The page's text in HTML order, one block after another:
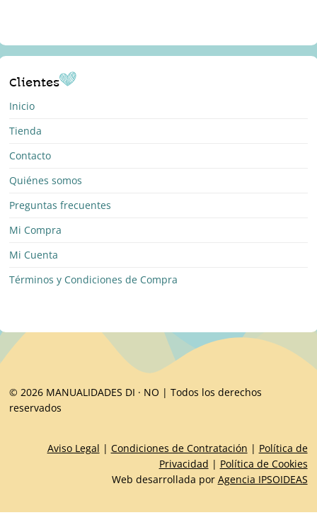
Clientes
Inicio
Tienda
Contacto
Quiénes somos
Preguntas frecuentes
Mi Compra
Mi Cuenta
Términos y Condiciones de Compra
© 2026 MANUALIDADES DI · NO | Todos los derechos
reservados
Aviso Legal | Condiciones de Contratación | Política de
Privacidad | Política de Cookies
Web desarrollada por Agencia IPSOIDEAS